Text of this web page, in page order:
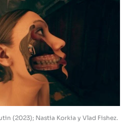
(2023); Nastia Korkia y Vlad Fishez.